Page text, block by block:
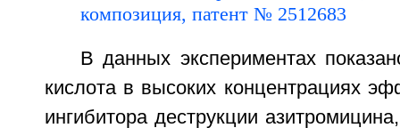
В данных экспериментах
кислота в высоких концентрациях
ингибитора деструкции